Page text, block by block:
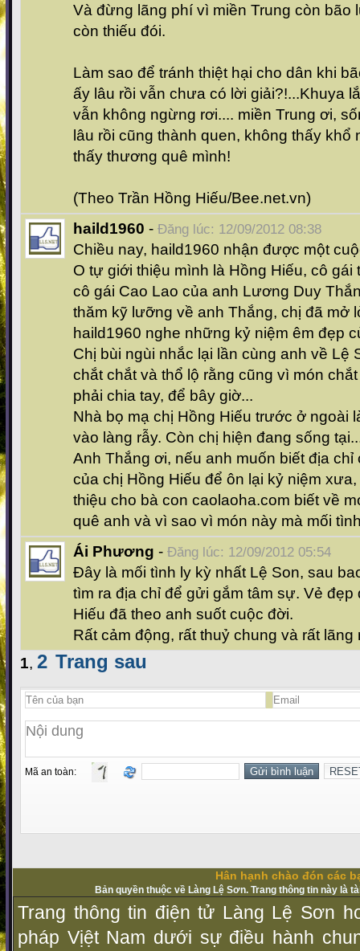
Và đừng lãng phí vì miền Trung còn bão
còn thiếu đói.
Làm sao để tránh thiệt hại cho dân khi
ấy lâu rồi vẫn chưa có lời giải?!...Khuya
vẫn không ngừng rơi.... miền Trung ơi,
lâu rồi cũng thành quen, không thấy
thấy thương quê mình!
(Theo Trần Hồng Hiếu/Bee.net.vn)
haild1960 - Đăng lúc: 12/09/2012 08:38
Chiều nay, haild1960 nhận được một
O tự giới thiệu mình là Hồng Hiếu, cô gái
cô gái Cao Lao của anh Lương Duy
thăm kỹ lưỡng về anh Thắng, chị đã mở
haild1960 nghe những kỷ niệm êm đẹp
Chị bùi ngùi nhắc lại lần cùng anh về Lệ
chắt chắt và thổ lộ rằng cũng vì món
phải chia tay, để bây giờ...
Nhà bọ mạ chị Hồng Hiếu trước ở ngoài
vào làng rẫy. Còn chị hiện đang sống
Anh Thắng ơi, nếu anh muốn biết địa
của chị Hồng Hiếu để ôn lại kỷ niệm
thiệu cho bà con caolaoha.com biết về
quê anh và vì sao vì món này mà mối
Ái Phương - Đăng lúc: 12/09/2012 05:54
Đây là mối tình ly kỳ nhất Lệ Son, sau
tìm ra địa chỉ để gửi gắm tâm sự. Vẻ đẹp
Hiếu đã theo anh suốt cuộc đời.
Rất cảm động, rất thuỷ chung và rất lãng
1, 2 Trang sau
Mã an toàn:
Hân hạnh chào đón các
Bản quyền thuộc về Làng Lệ Sơn. Trang thông tin này là
Trang thông tin điện tử Làng Lệ Sơn
pháp Vịệt Nam dưới sự điều hành